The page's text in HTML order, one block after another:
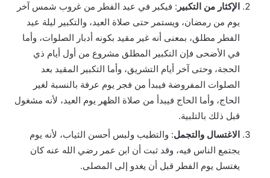
الإكثار من التكبير : فيكبر في عيد الفطر من غروب شمس آخر
يوم من رمضان، ويستمر حتى صلاة العيد، والتكبير ليلة عيد
الفطر مطلق، بمعنى أنه غير مقيد بكونه أدبار الصلوات، وأما
في الأضحى فإن التكبير المطلق مشروع من أول أيام ذي
الحجة، وحتى آخر أيام التشريق، وأما التكبير المقيد بعد
الصلوات المفروضة فيبدأ من فجر يوم عرفة بالنسبة لغير
الحاج، وأما الحاج فيبدأ من صلاة الظهر يوم العيد، لأنه مشغول
قبل ذلك بالتلبية.
الاغتسال والتجمل: والتطيب ولبس أحسن الثياب، لأنه يوم
يجتمع الناس فيه، وقد ثبت أن ابن عمر رضي الله عنه كان
يغتسل يوم الفطر قبل أن يغدو إلى المصلى.